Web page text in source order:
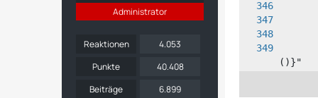
Administrator
Reaktionen
4.053
Punkte
40.408
Beiträge
6.899